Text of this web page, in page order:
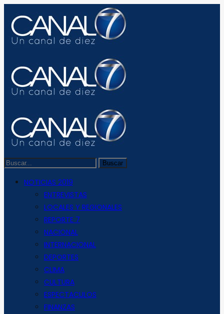
NOTICIAS 2019
ENTREVISTAS
LOCALES Y REGIONALES
REPORTE 7
NACIONAL
INTERNACIONAL
DEPORTES
CLIMA
CULTURA
ESPECTACULOS
FINANZAS